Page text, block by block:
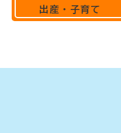
出産・子育て